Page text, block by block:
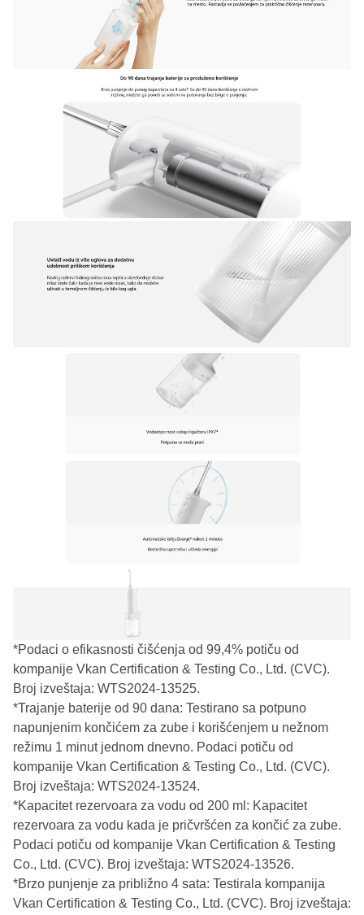
*Podaci o efikasnosti čišćenja od 99,4% potiču od
kompanije Vkan Certification & Testing Co., Ltd. (CVC).
Broj izveštaja: WTS2024-13525.
*Trajanje baterije od 90 dana: Testirano sa potpuno
napunjenim končićem za zube i korišćenjem u nežnom
režimu 1 minut jednom dnevno. Podaci potiču od
kompanije Vkan Certification & Testing Co., Ltd. (CVC).
Broj izveštaja: WTS2024-13524.
*Kapacitet rezervoara za vodu od 200 ml: Kapacitet
rezervoara za vodu kada je pričvršćen za končić za zube.
Podaci potiču od kompanije Vkan Certification & Testing
Co., Ltd. (CVC). Broj izveštaja: WTS2024-13526.
*Brzo punjenje za približno 4 sata: Testirala kompanija
Vkan Certification & Testing Co., Ltd. (CVC). Broj izveštaja: